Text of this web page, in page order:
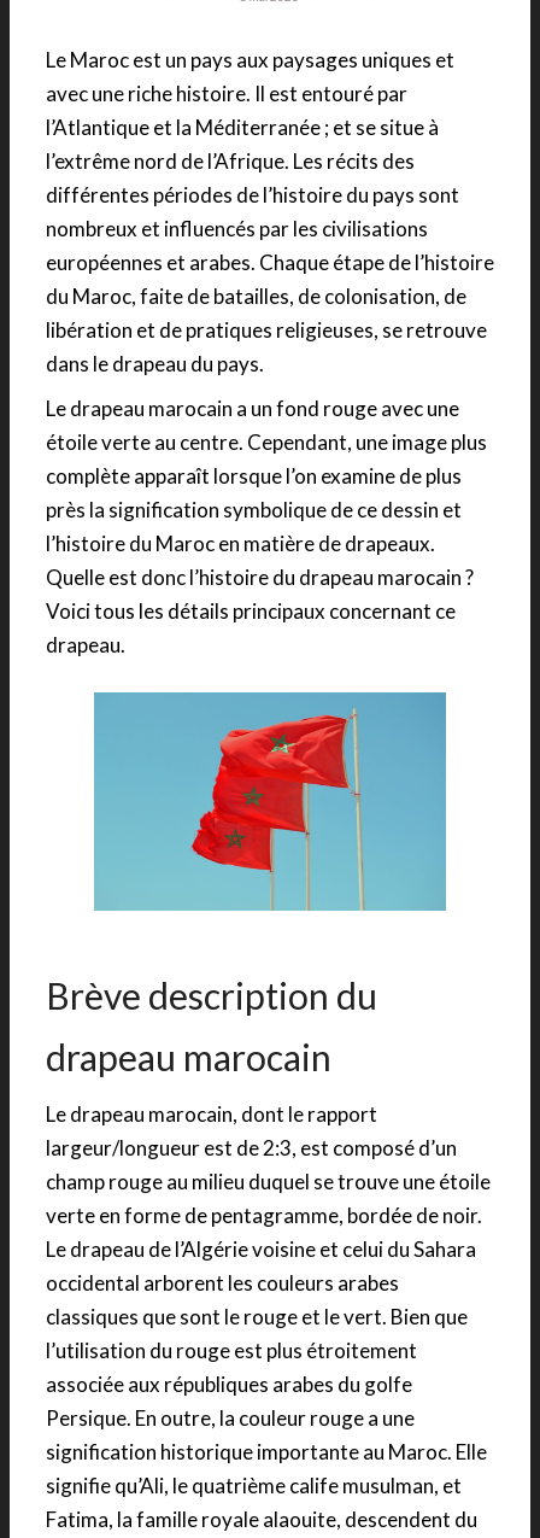
Le Maroc est un pays aux paysages uniques et
avec une riche histoire. Il est entouré par
l’Atlantique et la Méditerranée ; et se situe à
l’extrême nord de l’Afrique. Les récits des
différentes périodes de l’histoire du pays sont
nombreux et influencés par les civilisations
européennes et arabes. Chaque étape de l’histoire
du Maroc, faite de batailles, de colonisation, de
libération et de pratiques religieuses, se retrouve
dans le drapeau du pays.
Le drapeau marocain a un fond rouge avec une
étoile verte au centre. Cependant, une image plus
complète apparaît lorsque l’on examine de plus
près la signification symbolique de ce dessin et
l’histoire du Maroc en matière de drapeaux.
Quelle est donc l’histoire du drapeau marocain ?
Voici tous les détails principaux concernant ce
drapeau.
Brève description du
drapeau marocain
Le drapeau marocain, dont le rapport
largeur/longueur est de 2:3, est composé d’un
champ rouge au milieu duquel se trouve une étoile
verte en forme de pentagramme, bordée de noir.
Le drapeau de l’Algérie voisine et celui du Sahara
occidental arborent les couleurs arabes
classiques que sont le rouge et le vert. Bien que
l’utilisation du rouge est plus étroitement
associée aux républiques arabes du golfe
Persique. En outre, la couleur rouge a une
signification historique importante au Maroc. Elle
signifie qu’Ali, le quatrième calife musulman, et
Fatima, la famille royale alaouite, descendent du